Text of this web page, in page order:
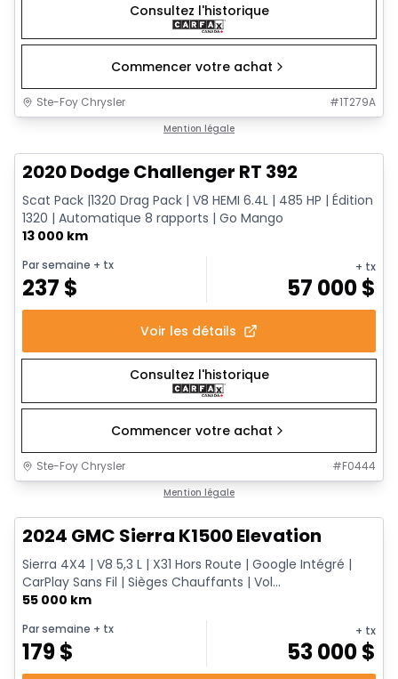
Consultez l'historique
Commencer votre achat
Ste-Foy Chrysler #1T279A
Mention légale
2020 Dodge Challenger RT 392
Scat Pack |1320 Drag Pack | V8 HEMI 6.4L | 485 HP | Édition
1320 | Automatique 8 rapports | Go Mango
13 000 km
Par semaine + tx
237 $
+ tx
57 000$
Voir les détails
Consultez l'historique
Commencer votre achat
Ste-Foy Chrysler #F0444
Mention légale
2024 GMC Sierra K1500 Elevation
Sierra 4X4 | V8 5,3 L | X31 Hors Route | Google Intégré |
CarPlay Sans Fil | Sièges Chauffants | Vol...
55 000 km
Par semaine + tx
179$
+ tx
53 000$